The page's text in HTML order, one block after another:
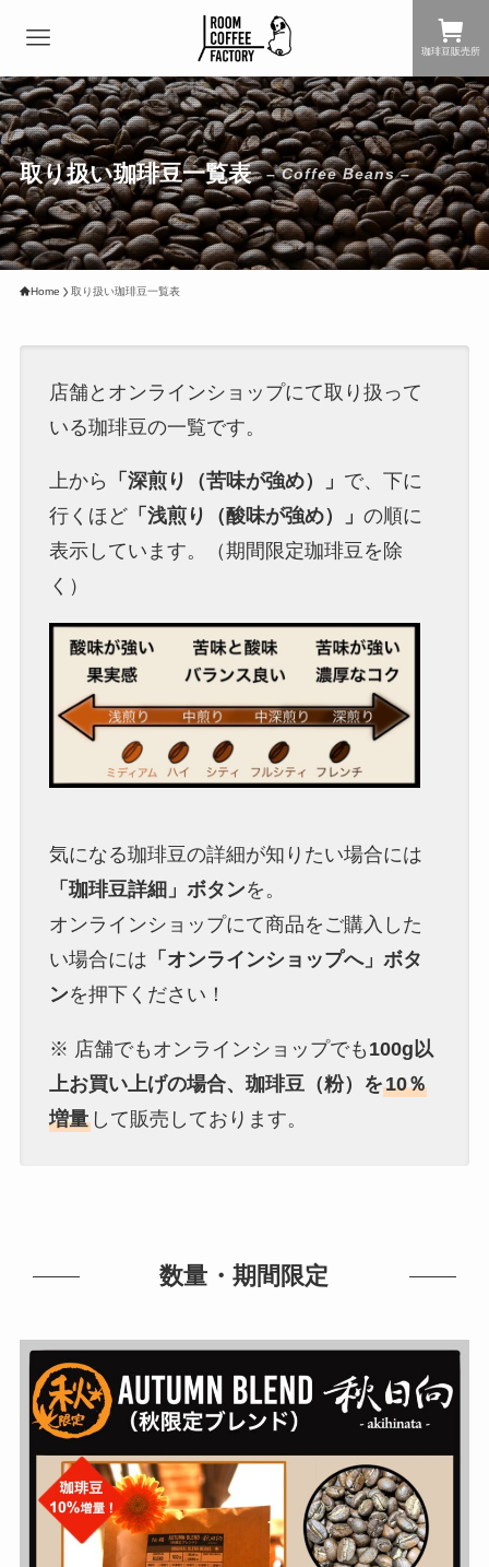
珈琲豆販売所
取り扱い珈琲豆一覧表 – Coffee Beans –
Home 取り扱い珈琲豆一覧表
店舗とオンラインショップにて取り扱って
いる珈琲豆の一覧です。
上から 「深煎り（苦味が強め）」 で、下に
行くほど「浅煎り（酸味が強め）」 の順に
表示しています。（期間限定珈琲豆を除
く）
気になる珈琲豆の詳細が知りたい場合には
「珈琲豆詳細」ボタンを。
オンラインショップにて商品をご購入した
い場合には 「オンラインショップへ」ボタ
ンを押下ください！
※ 店舗でもオンラインショップでも 100g以
上お買い上げの場合、珈琲豆（粉）を10％
増量して販売しております。
数量・期間限定